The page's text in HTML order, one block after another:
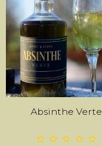
Absinthe Verte